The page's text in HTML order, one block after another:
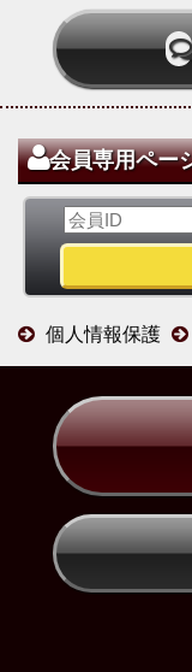
会員専用ペー
個人情報保護